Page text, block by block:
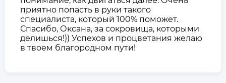
приятно попасть в руки такого
специалиста, который 100% поможет.
Спасибо, Оксана, за сокровища, которыми
делишься!)) Успехов и процветания желаю
в твоем благородном пути!